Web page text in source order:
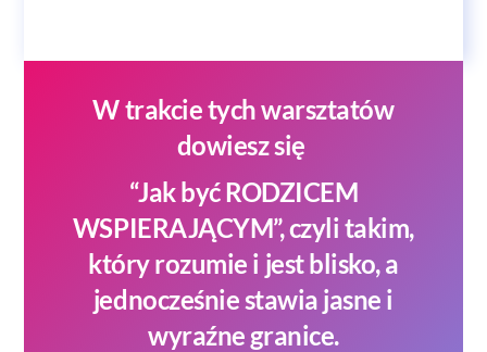
W trakcie tych warsztatów
dowiesz się
“Jak być RODZICEM
WSPIERAJĄCYM”, czyli takim,
który rozumie i jest blisko, a
jednocześnie stawia jasne i
wyraźne granice.